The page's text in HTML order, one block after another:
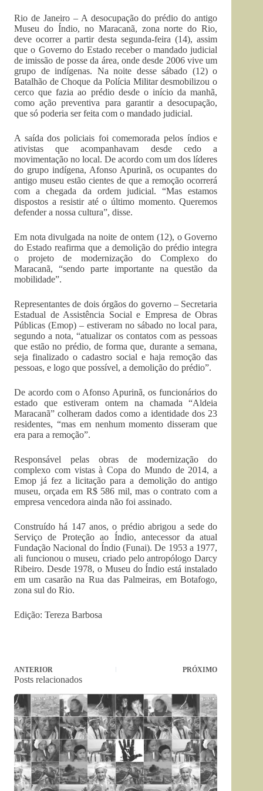
Rio de Janeiro – A desocupação do prédio do antigo
Museu do Índio, no Maracanã, zona norte do Rio,
deve ocorrer a partir desta segunda-feira (14), assim
que o Governo do Estado receber o mandado judicial
de imissão de posse da área, onde desde 2006 vive um
grupo de indígenas. Na noite desse sábado (12) o
Batalhão de Choque da Polícia Militar desmobilizou o
cerco que fazia ao prédio desde o início da manhã,
como ação preventiva para garantir a desocupação,
que só poderia ser feita com o mandado judicial.
A saída dos policiais foi comemorada pelos índios e
ativistas que acompanhavam desde cedo a
movimentação no local. De acordo com um dos líderes
do grupo indígena, Afonso Apurinã, os ocupantes do
antigo museu estão cientes de que a remoção ocorrerá
com a chegada da ordem judicial. “Mas estamos
dispostos a resistir até o último momento. Queremos
defender a nossa cultura”, disse.
Em nota divulgada na noite de ontem (12), o Governo
do Estado reafirma que a demolição do prédio integra
o projeto de modernização do Complexo do
Maracanã, “sendo parte importante na questão da
mobilidade”.
Representantes de dois órgãos do governo – Secretaria
Estadual de Assistência Social e Empresa de Obras
Públicas (Emop) – estiveram no sábado no local para,
segundo a nota, “atualizar os contatos com as pessoas
que estão no prédio, de forma que, durante a semana,
seja finalizado o cadastro social e haja remoção das
pessoas, e logo que possível, a demolição do prédio”.
De acordo com o Afonso Apurinã, os funcionários do
estado que estiveram ontem na chamada “Aldeia
Maracanã” colheram dados como a identidade dos 23
residentes, “mas em nenhum momento disseram que
era para a remoção”.
Responsável pelas obras de modernização do
complexo com vistas à Copa do Mundo de 2014, a
Emop já fez a licitação para a demolição do antigo
museu, orçada em R$ 586 mil, mas o contrato com a
empresa vencedora ainda não foi assinado.
Construído há 147 anos, o prédio abrigou a sede do
Serviço de Proteção ao Índio, antecessor da atual
Fundação Nacional do Índio (Funai). De 1953 a 1977,
ali funcionou o museu, criado pelo antropólogo Darcy
Ribeiro. Desde 1978, o Museu do Índio está instalado
em um casarão na Rua das Palmeiras, em Botafogo,
zona sul do Rio.
Edição: Tereza Barbosa
ANTERIOR PRÓXIMO
Posts relacionados